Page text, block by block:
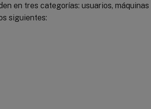
en tres categorías: usuarios, máquinas
siguientes: